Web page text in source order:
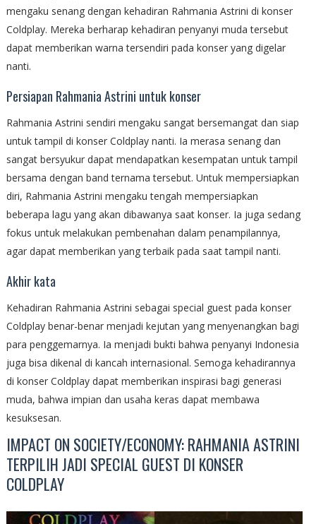
mengaku senang dengan kehadiran Rahmania Astrini di konser
Coldplay. Mereka berharap kehadiran penyanyi muda tersebut
dapat memberikan warna tersendiri pada konser yang digelar
nanti.
Persiapan Rahmania Astrini untuk konser
Rahmania Astrini sendiri mengaku sangat bersemangat dan siap
untuk tampil di konser Coldplay nanti. Ia merasa senang dan
sangat bersyukur dapat mendapatkan kesempatan untuk tampil
bersama dengan band ternama tersebut. Untuk mempersiapkan
diri, Rahmania Astrini mengaku tengah mempersiapkan
beberapa lagu yang akan dibawanya saat konser. Ia juga sedang
fokus untuk melakukan pembenahan dalam penampilannya,
agar dapat memberikan yang terbaik pada saat tampil nanti.
Akhir kata
Kehadiran Rahmania Astrini sebagai special guest pada konser
Coldplay benar-benar menjadi kejutan yang menyenangkan bagi
para penggemarnya. Ia menjadi bukti bahwa penyanyi Indonesia
juga bisa dikenal di kancah internasional. Semoga kehadirannya
di konser Coldplay dapat memberikan inspirasi bagi generasi
muda, bahwa impian dan usaha keras dapat membawa
kesuksesan.
IMPACT ON SOCIETY/ECONOMY: RAHMANIA ASTRINI
TERPILIH JADI SPECIAL GUEST DI KONSER
COLDPLAY